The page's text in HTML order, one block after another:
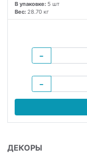
В упаковке: 5 шт
Вес: 28.70 кг
−
−
ДЕКОРЫ